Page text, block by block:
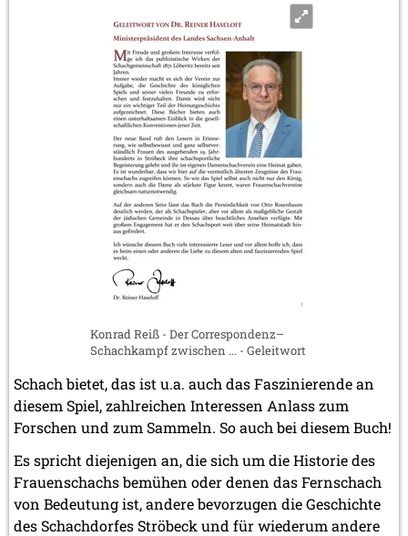
Konrad Reiß - Der Correspondenz–
Schachkampf zwischen ... - Geleitwort
Schach bietet, das ist u.a. auch das Faszinierende an
diesem Spiel, zahlreichen Interessen Anlass zum
Forschen und zum Sammeln. So auch bei diesem Buch!
Es spricht diejenigen an, die sich um die Historie des
Frauenschachs bemühen oder denen das Fernschach
von Bedeutung ist, andere bevorzugen die Geschichte
des Schachdorfes Ströbeck und für wiederum andere